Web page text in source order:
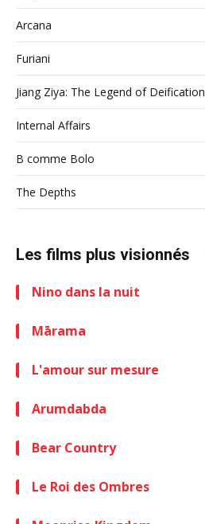
Arcana
Furiani
Jiang Ziya: The Legend of Deification
Internal Affairs
B comme Bolo
The Depths
Les films plus visionnés
Nino dans la nuit
Mārama
L'amour sur mesure
Arumdabda
Bear Country
Le Roi des Ombres